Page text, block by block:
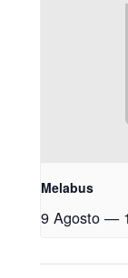
Melabus
9 Agosto —